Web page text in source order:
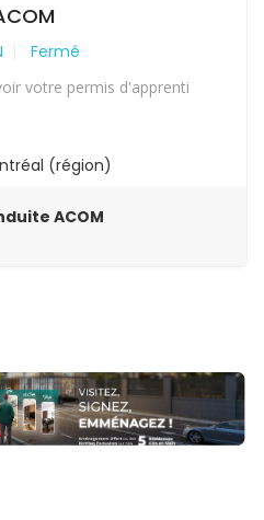
Fermé
votre permis d'apprenti
(région)
ACOM